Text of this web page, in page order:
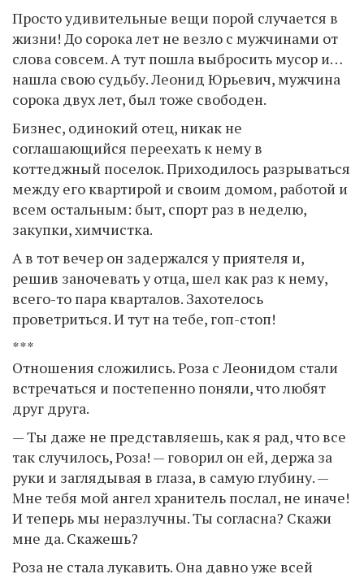
Просто удивительные вещи порой случается в
жизни! До сорока лет не везло с мужчинами от
слова совсем. А тут пошла выбросить мусор и…
нашла свою судьбу. Леонид Юрьевич, мужчина
сорока двух лет, был тоже свободен.
Бизнес, одинокий отец, никак не
соглашающийся переехать к нему в
коттеджный поселок. Приходилось разрываться
между его квартирой и своим домом, работой и
всем остальным: быт, спорт раз в неделю,
закупки, химчистка.
А в тот вечер он задержался у приятеля и,
решив заночевать у отца, шел как раз к нему,
всего-то пара кварталов. Захотелось
проветриться. И тут на тебе, гоп-стоп!
***
Отношения сложились. Роза с Леонидом стали
встречаться и постепенно поняли, что любят
друг друга.
— Ты даже не представляешь, как я рад, что все
так случилось, Роза! — говорил он ей, держа за
руки и заглядывая в глаза, в самую глубину. —
Мне тебя мой ангел хранитель послал, не иначе!
И теперь мы неразлучны. Ты согласна? Скажи
мне да. Скажешь?
Роза не стала лукавить. Она давно уже всей